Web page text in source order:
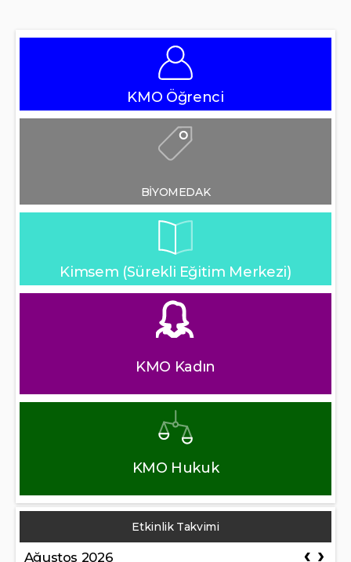
KMO Öğrenci
BİYOMEDAK
Kimsem (Sürekli Eğitim Merkezi)
KMO Kadın
KMO Hukuk
Etkinlik Takvimi
Ağustos 2026